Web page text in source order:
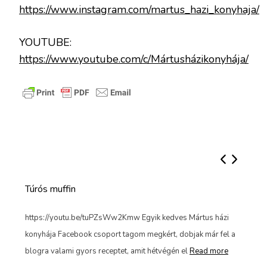
https://www.instagram.com/martus_hazi_konyhaja/
YOUTUBE:
https://www.youtube.com/c/Mártusházikonyhája/
Túrós muffin
https://youtu.be/tuPZsWw2Kmw Egyik kedves Mártus házi
konyhája Facebook csoport tagom megkért, dobjak már fel a
blogra valami gyors receptet, amit hétvégén elRead more